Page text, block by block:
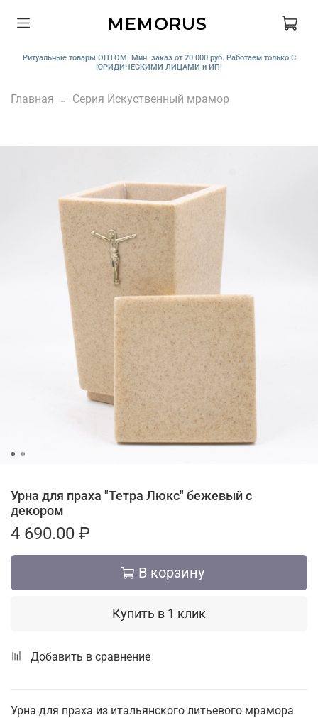
MEMORUS
Ритуальные товары ОПТОМ. Мин. заказ от 20 000 руб. Работаем только С
ЮРИДИЧЕСКИМИ ЛИЦАМИ и ИП!
Главная Серия Искуственный мрамор
Урна для праха "Тетра Люкс" бежевый с
декором
4 690.00 ₽
В корзину
Купить в 1 клик
Добавить в сравнение
Урна для праха из итальянского литьевого мрамора